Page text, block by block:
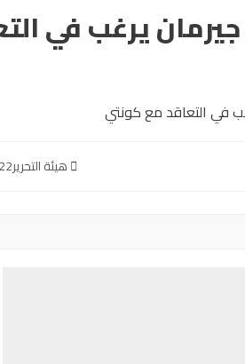
يرغب في
هيئة التحرير